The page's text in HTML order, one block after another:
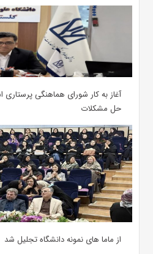
آغاز به کار شورای هماهنگی پرستاری
حل مشکلات
از ماما های نمونه دانشگاه تجلیل شد